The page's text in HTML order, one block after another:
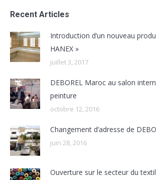
Recent Articles
Introduction d’un nouveau
HANEX »
juillet 3, 2017
DEBOREL Maroc au salon
peinture
octobre 12, 2016
Changement d’adresse de
juin 28, 2016
Ouverture sur le secteur du